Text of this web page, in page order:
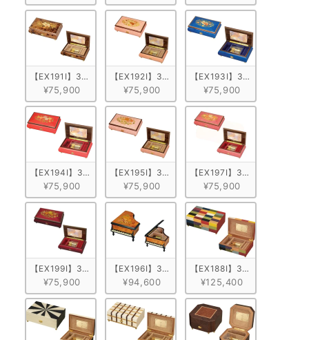
【EX191I】30弁 ORPHEUS イタリア象嵌小物入れ付き　ブラウン/ヴ
¥75,900
【EX192I】30弁 ORPHEUS イタリア象嵌小物
¥75,900
【EX193I】30弁 ORPHEUS
¥75,900
【EX194I】30弁 ORPHEUS イタリア象嵌小物入れ付き　レッド/花柄
¥75,900
【EX195I】30弁 ORPHEUS イタリア象嵌小物入
¥75,900
【EX197I】30弁 ORPHEUS
¥75,900
【EX199I】30弁 ORPHEUS イタリア象嵌小物入れ付き　ワインレッ
¥75,900
【EX196I】30弁 ORPHEUS イタリア象嵌小物入
¥94,600
【EX188I】30弁 ORPHEUS
¥125,400